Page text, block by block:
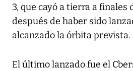
3, que cayó a tierra a finales
después de haber sido
alcanzado la órbita prevista.
El último lanzado fue el